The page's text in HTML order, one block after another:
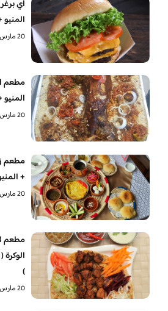
آي
20 مارس، 2022
مطعم
20 مارس، 2022
مطعم
+
20 مارس، 2022
مطعم
)
20 مارس، 2022